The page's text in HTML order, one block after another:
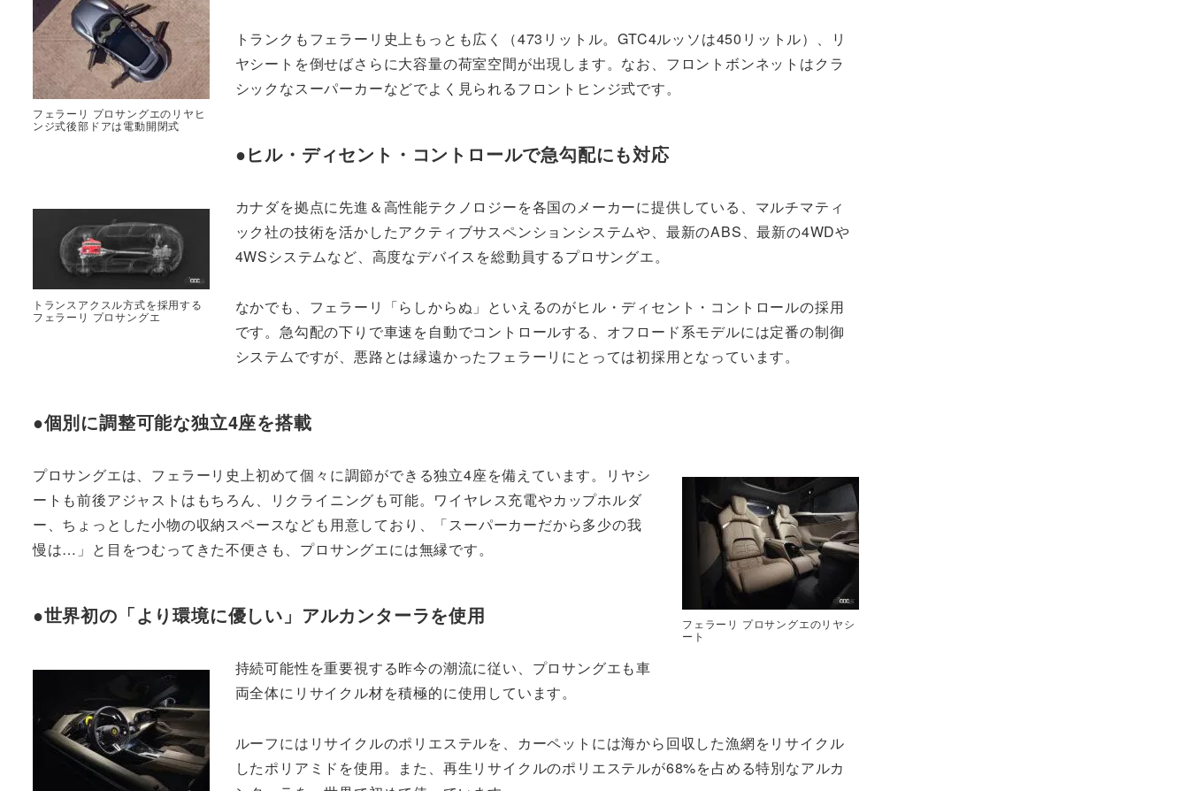
フェラーリ プロサングエのリヤヒ
ンジ式後部ドアは電動開閉式
トランクもフェラーリ史上もっとも広く（473リットル。GTC4ルッソは450リットル）、リ
ヤシートを倒せばさらに大容量の荷室空間が出現します。なお、フロントボンネットはクラ
シックなスーパーカーなどでよく見られるフロントヒンジ式です。
●ヒル・ディセント・コントロールで急勾配にも対応
トランスアクスル方式を採用する
フェラーリ プロサングエ
カナダを拠点に先進＆高性能テクノロジーを各国のメーカーに提供している、マルチマティ
ック社の技術を活かしたアクティブサスペンションシステムや、最新のABS、最新の4WDや
4WSシステムなど、高度なデバイスを総動員するプロサングエ。
なかでも、フェラーリ「らしからぬ」といえるのがヒル・ディセント・コントロールの採用
です。急勾配の下りで車速を自動でコントロールする、オフロード系モデルには定番の制御
システムですが、悪路とは縁遠かったフェラーリにとっては初採用となっています。
●個別に調整可能な独立4座を搭載
フェラーリ プロサングエのリヤシ
ート
プロサングエは、フェラーリ史上初めて個々に調節ができる独立4座を備えています。リヤシ
ートも前後アジャストはもちろん、リクライニングも可能。ワイヤレス充電やカップホルダ
ー、ちょっとした小物の収納スペースなども用意しており、「スーパーカーだから多少の我
慢は…」と目をつむってきた不便さも、プロサングエには無縁です。
●世界初の「より環境に優しい」アルカンターラを使用
持続可能性を重要視する昨今の潮流に従い、プロサングエも車
両全体にリサイクル材を積極的に使用しています。
ルーフにはリサイクルのポリエステルを、カーペットには海から回収した漁網をリサイクル
したポリアミドを使用。また、再生リサイクルのポリエステルが68%を占める特別なアルカ